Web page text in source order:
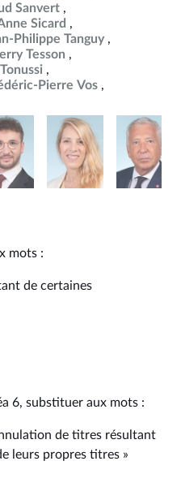
Sanvert
Sicard
Philippe Tanguy
Tesson
Pierre Vos
mots :
de certaines
6, substituer aux mots :
de titres résultant
leurs propres titres »